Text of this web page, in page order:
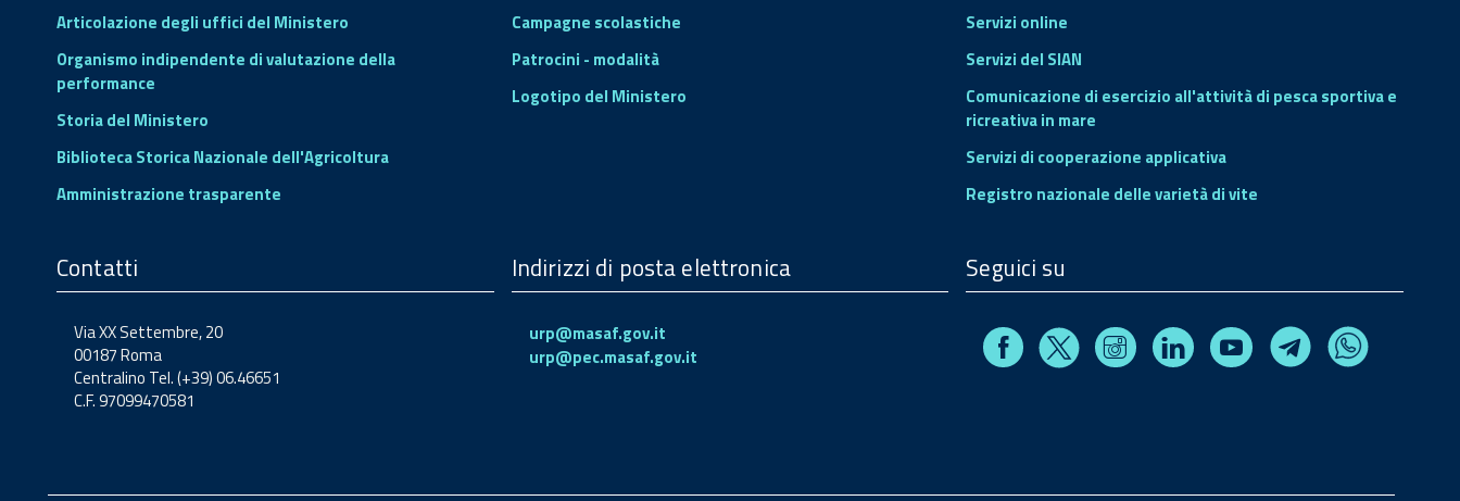
Articolazione degli uffici del Ministero
Organismo indipendente di valutazione della
performance
Storia del Ministero
Biblioteca Storica Nazionale dell'Agricoltura
Amministrazione trasparente
Campagne scolastiche
Patrocini - modalità
Logotipo del Ministero
Servizi online
Servizi del SIAN
Comunicazione di esercizio all'attività di pesca sportiva e
ricreativa in mare
Servizi di cooperazione applicativa
Registro nazionale delle varietà di vite
Contatti
Via XX Settembre, 20
00187 Roma
Centralino Tel. (+39) 06.46651
C.F. 97099470581
Indirizzi di posta elettronica
urp@masaf.gov.it
urp@pec.masaf.gov.it
Seguici su
Facebook
X InstagramLinkedinYoutube TelegramWhatsapp